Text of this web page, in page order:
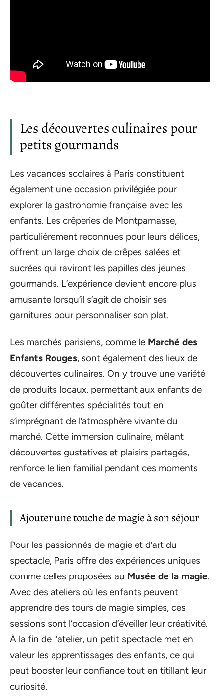
Les découvertes culinaires pour
petits gourmands
Les vacances scolaires à Paris constituent
également une occasion privilégiée pour
explorer la gastronomie française avec les
enfants. Les crêperies de Montparnasse,
particulièrement reconnues pour leurs délices,
offrent un large choix de crêpes salées et
sucrées qui raviront les papilles des jeunes
gourmands. L’expérience devient encore plus
amusante lorsqu’il s’agit de choisir ses
garnitures pour personnaliser son plat.
Les marchés parisiens, comme le Marché des
Enfants Rouges, sont également des lieux de
découvertes culinaires. On y trouve une variété
de produits locaux, permettant aux enfants de
goûter différentes spécialités tout en
s’imprégnant de l’atmosphère vivante du
marché. Cette immersion culinaire, mêlant
découvertes gustatives et plaisirs partagés,
renforce le lien familial pendant ces moments
de vacances.
Ajouter une touche de magie à son séjour
Pour les passionnés de magie et d’art du
spectacle, Paris offre des expériences uniques
comme celles proposées au Musée de la magie.
Avec des ateliers où les enfants peuvent
apprendre des tours de magie simples, ces
sessions sont l’occasion d’éveiller leur créativité.
À la fin de l’atelier, un petit spectacle met en
valeur les apprentissages des enfants, ce qui
peut booster leur confiance tout en titillant leur
curiosité.